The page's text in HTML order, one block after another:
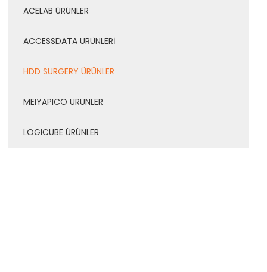
ACELAB ÜRÜNLER
ACCESSDATA ÜRÜNLERİ
HDD SURGERY ÜRÜNLER
MEIYAPICO ÜRÜNLER
LOGICUBE ÜRÜNLER